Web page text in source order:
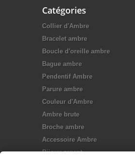
Catégories
Collier d'Ambre
Bracelet ambre
Boucle d'oreille ambre
Bague ambre
Pendentif Ambre
Parure ambre
Couleur d'Ambre
Ambre brute
Broche ambre
Accessoire Ambre
Bijoux argent